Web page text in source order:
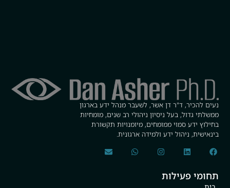
נעים להכיר, ד"ר דן אשר, לשעבר מנהל ידע בארגון
ממשלתי גדול, בעל ניסיון ניהולי רב שנים, מומחיות
בחילוץ ידע סמוי ממומחים, מיומנויות תקשורת
בינאישית, ניהול ידע ולמידה ארגונית.
תחומי פעילות